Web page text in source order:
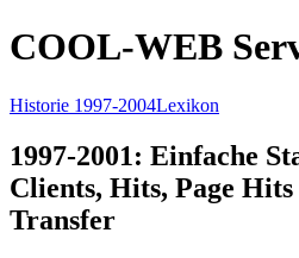
COOL-WEB
Historie 1997-2004Lexikon
1997-2001: Einfache
Clients, Hits, Page
Transfer